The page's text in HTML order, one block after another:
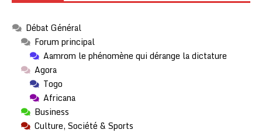
Débat Général
Forum principal
Aamrom le phénomène qui dérange la dictature
Agora
Togo
Africana
Business
Culture, Société & Sports